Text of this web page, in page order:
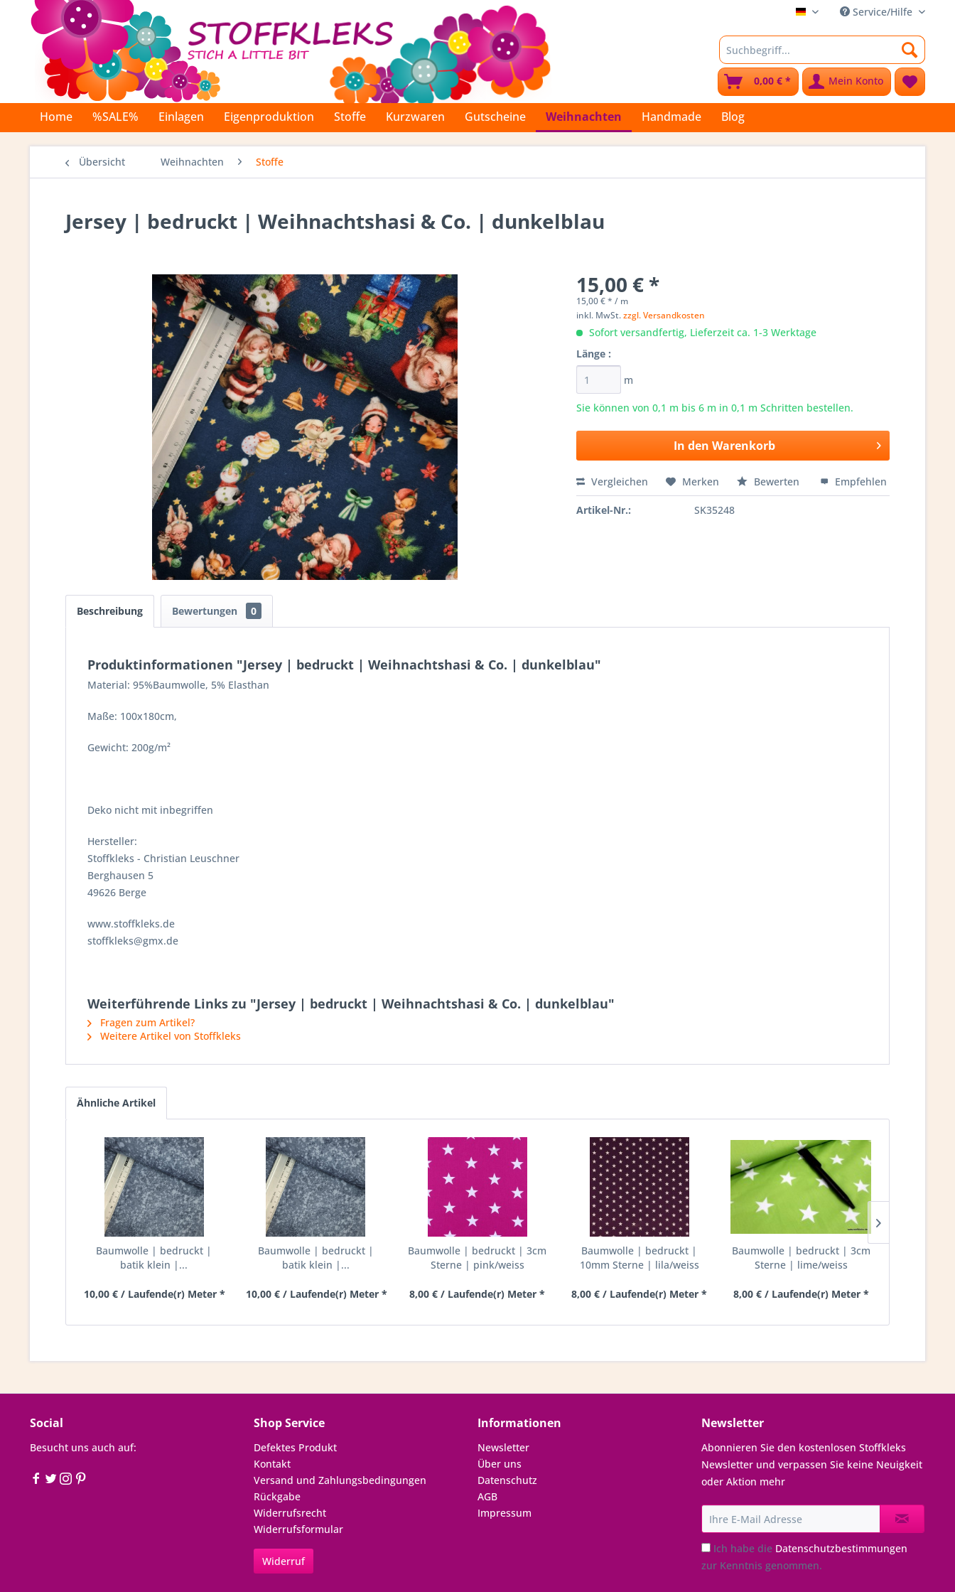
Stoffkleks Service/Hilfe
Mein Konto
0,00 € *
Home %SALE% Einlagen Eigenproduktion Stoffe Kurzwaren Gutscheine Weihnachten Handmade Blog
Übersicht Weihnachten Stoffe
Jersey | bedruckt | Weihnachtshasi & Co. | dunkelblau
15,00 € *
15,00 € * / m
inkl. MwSt.zzgl. Versandkosten
Sofort versandfertig, Lieferzeit ca. 1-3 Werktage
Länge :
m
Sie können von 0,1 m bis6 m in 0,1 m Schritten bestellen.
In den Warenkorb
Vergleichen Merken Bewerten Empfehlen
Artikel-Nr.: SK35248
Beschreibung Bewertungen 0
Produktinformationen "Jersey | bedruckt | Weihnachtshasi & Co. | dunkelblau"
Material: 95%Baumwolle, 5% Elasthan
Maße: 100x180cm,
Gewicht: 200g/m²
Deko nicht mit inbegriffen
Hersteller:
Stoffkleks - Christian Leuschner
Berghausen 5
49626 Berge
www.stoffkleks.de
stoffkleks@gmx.de
Weiterführende Links zu "Jersey | bedruckt | Weihnachtshasi & Co. | dunkelblau"
Fragen zum Artikel?
Weitere Artikel von Stoffkleks
Ähnliche Artikel
Baumwolle | bedruckt |
batik klein |...
10,00 € / Laufende(r) Meter *
Baumwolle | bedruckt |
batik klein |...
10,00 € / Laufende(r) Meter *
Baumwolle | bedruckt | 3cm
Sterne | pink/weiss
8,00 € / Laufende(r) Meter *
Baumwolle | bedruckt |
10mm Sterne | lila/weiss
8,00 € / Laufende(r) Meter *
Baumwolle | bedruckt | 3cm
Sterne | lime/weiss
8,00 € / Laufende(r) Meter *
Social
Besucht uns auch auf:
Shop Service
Defektes Produkt
Kontakt
Versand und Zahlungsbedingungen
Rückgabe
Widerrufsrecht
Widerrufsformular
Widerruf
Informationen
Newsletter
Über uns
Datenschutz
AGB
Impressum
Newsletter
Abonnieren Sie den kostenlosen Stoffkleks
Newsletter und verpassen Sie keine Neuigkeit
oder Aktion mehr
Ich habe die Datenschutzbestimmungen
zur Kenntnis genommen.